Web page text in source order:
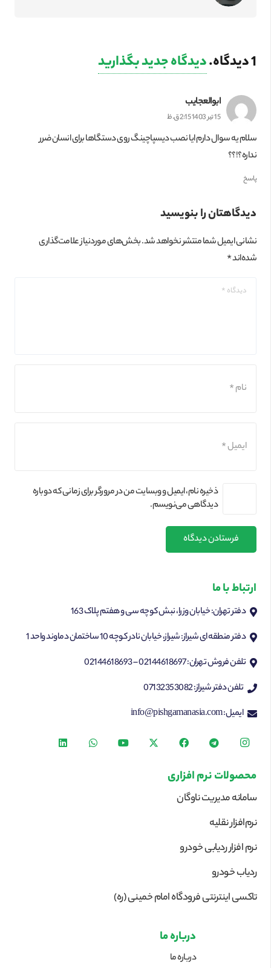
1دیدگاه.دیدگاه جدید بگذارید
ابوالعجایب
15 تیر 1403 2:15 ق.ظ
سلام یه سوال دارم ایا نصب دیسپاچینگ روی دستگاها برای انسان ضرر
نداره؟!؟؟
پاسخ
دیدگاهتان را بنویسید
نشانی ایمیل شما منتشر نخواهد شد.بخش‌های موردنیاز علامت‌گذاری
شده‌اند*
ذخیره نام، ایمیل و وبسایت من در مرورگر برای زمانی که دوباره
دیدگاهی می‌نویسم.
فرستادن دیدگاه
ارتباط با ما
دفتر تهران: خیابان وزرا، نبش کوچه سی و هفتم پلاک 163
دفتر منطقه ای شیراز: شیراز، خیابان نادر کوچه 10 ساختمان دماوند واحد 1
تلفن فروش تهران: 02144618697 – 02144618693
تلفن دفتر شیراز: 07132353082
ایمیل: info@pishgamanasia.com
محصولات نرم افزاری
سامانه مدیریت ناوگان
نرم‌افزار نقلیه
نرم افزار ردیابی خودرو
ردیاب خودرو
تاکسی اینترنتی فرودگاه امام خمینی (ره)
درباره ما
درباره ما